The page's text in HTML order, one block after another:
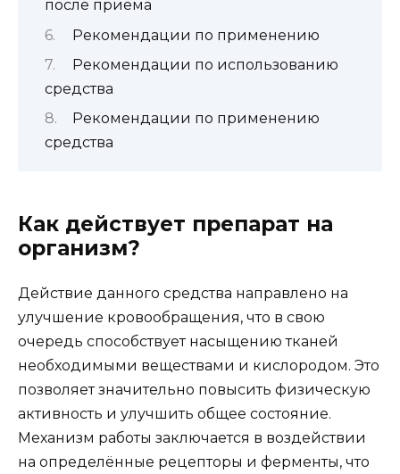
после приема
Рекомендации по применению
Рекомендации по использованию
средства
Рекомендации по применению
средства
Как действует препарат на
организм?
Действие данного средства направлено на
улучшение кровообращения, что в свою
очередь способствует насыщению тканей
необходимыми веществами и кислородом. Это
позволяет значительно повысить физическую
активность и улучшить общее состояние.
Механизм работы заключается в воздействии
на определённые рецепторы и ферменты, что